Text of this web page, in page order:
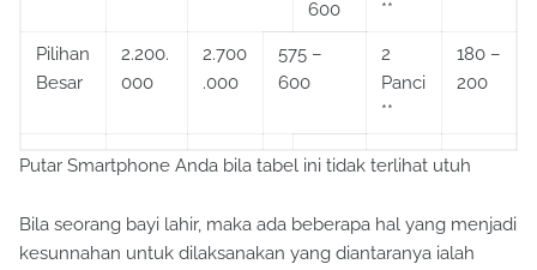
600 **
Pilihan
Besar
2.200.
000
2.700
.000
575 –
600
2
Panci
**
180 –
200
Putar Smartphone Anda bila tabel ini tidak terlihat utuh
Bila seorang bayi lahir, maka ada beberapa hal yang menjadi
kesunnahan untuk dilaksanakan yang diantaranya ialah